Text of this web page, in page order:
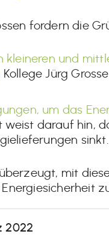
fordern die
kleineren und
Kollege Jürg
um das
weist darauf hin,
sinkt.
mit
2022